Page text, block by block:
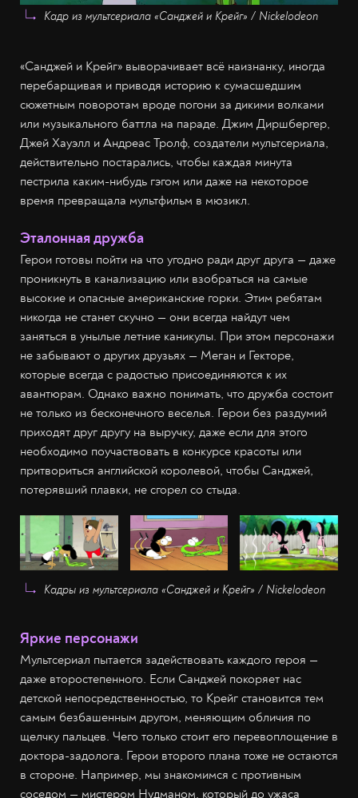
Кадр из мультсериала «Санджей и Крейг» / Nickelodeon
«Санджей и Крейг» выворачивает всё наизнанку, иногда
перебарщивая и приводя историю к сумасшедшим
сюжетным поворотам вроде погони за дикими волками
или музыкального баттла на параде. Джим Диршбергер,
Джей Хауэлл и Андреас Тролф, создатели мультсериала,
действительно постарались, чтобы каждая минута
пестрила каким-нибудь гэгом или даже на некоторое
время превращала мультфильм в мюзикл.
Эталонная дружба
Герои готовы пойти на что угодно ради друг друга — даже
проникнуть в канализацию или взобраться на самые
высокие и опасные американские горки. Этим ребятам
никогда не станет скучно — они всегда найдут чем
заняться в унылые летние каникулы. При этом персонажи
не забывают о других друзьях — Меган и Гекторе,
которые всегда с радостью присоединяются к их
авантюрам. Однако важно понимать, что дружба состоит
не только из бесконечного веселья. Герои без раздумий
приходят друг другу на выручку, даже если для этого
необходимо поучаствовать в конкурсе красоты или
притвориться английской королевой, чтобы Санджей,
потерявший плавки, не сгорел со стыда.
Кадры из мультсериала «Санджей и Крейг» / Nickelodeon
Яркие персонажи
Мультсериал пытается задействовать каждого героя —
даже второстепенного. Если Санджей покоряет нас
детской непосредственностью, то Крейг становится тем
самым безбашенным другом, меняющим обличия по
щелчку пальцев. Чего только стоит его перевоплощение в
доктора-задолога. Герои второго плана тоже не остаются
в стороне. Например, мы знакомимся с противным
соседом — мистером Нудманом, который до ужаса